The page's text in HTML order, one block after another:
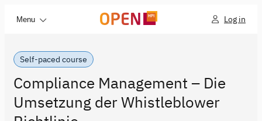
Menu Log in
Self-paced course
Compliance Management – Die
Umsetzung der Whistleblower